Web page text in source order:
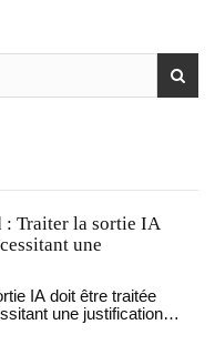
: Traiter la sortie IA
une
IA doit être traitée
une justification